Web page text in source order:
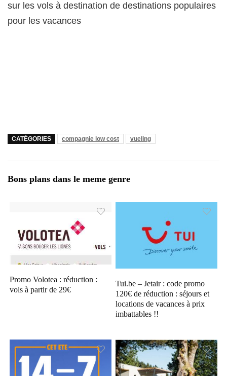
sur les vols à destination de destinations populaires
pour les vacances
CATÉGORIES compagnie low cost vueling
Bons plans dans le meme genre
Promo Volotea : réduction :
vols à partir de 29€
Tui.be – Jetair : code promo
120€ de réduction : séjours et
locations de vacances à prix
imbattables !!